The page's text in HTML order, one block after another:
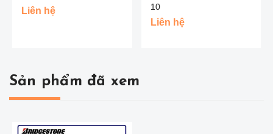
Liên hệ
10
Liên hệ
Sản phẩm đã xem